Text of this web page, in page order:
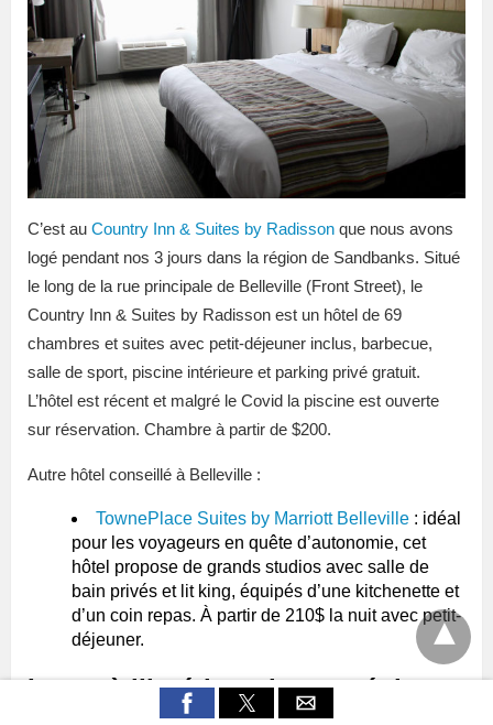
C’est au Country Inn & Suites by Radisson que nous avons
logé pendant nos 3 jours dans la région de Sandbanks. Situé
le long de la rue principale de Belleville (Front Street), le
Country Inn & Suites by Radisson est un hôtel de 69
chambres et suites avec petit-déjeuner inclus, barbecue,
salle de sport, piscine intérieure et parking privé gratuit.
L’hôtel est récent et malgré le Covid la piscine est ouverte
sur réservation. Chambre à partir de $200.
Autre hôtel conseillé à Belleville :
TownePlace Suites by Marriott Belleville : idéal
pour les voyageurs en quête d’autonomie, cet
hôtel propose de grands studios avec salle de
bain privés et lit king, équipés d’une kitchenette et
d’un coin repas. À partir de 210$ la nuit avec petit-
déjeuner.
Loger à l’intérieur du comté de